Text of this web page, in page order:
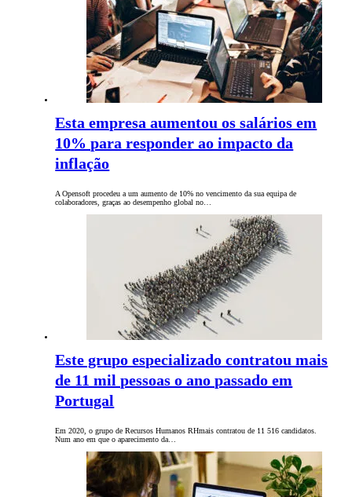
Esta empresa aumentou os salários em
10% para responder ao impacto da
inflação
A Opensoft procedeu a um aumento de 10% no vencimento da sua equipa de
colaboradores, graças ao desempenho global no…
Este grupo especializado contratou mais
de 11 mil pessoas o ano passado em
Portugal
Em 2020, o grupo de Recursos Humanos RHmais contratou de 11 516 candidatos.
Num ano em que o aparecimento da…